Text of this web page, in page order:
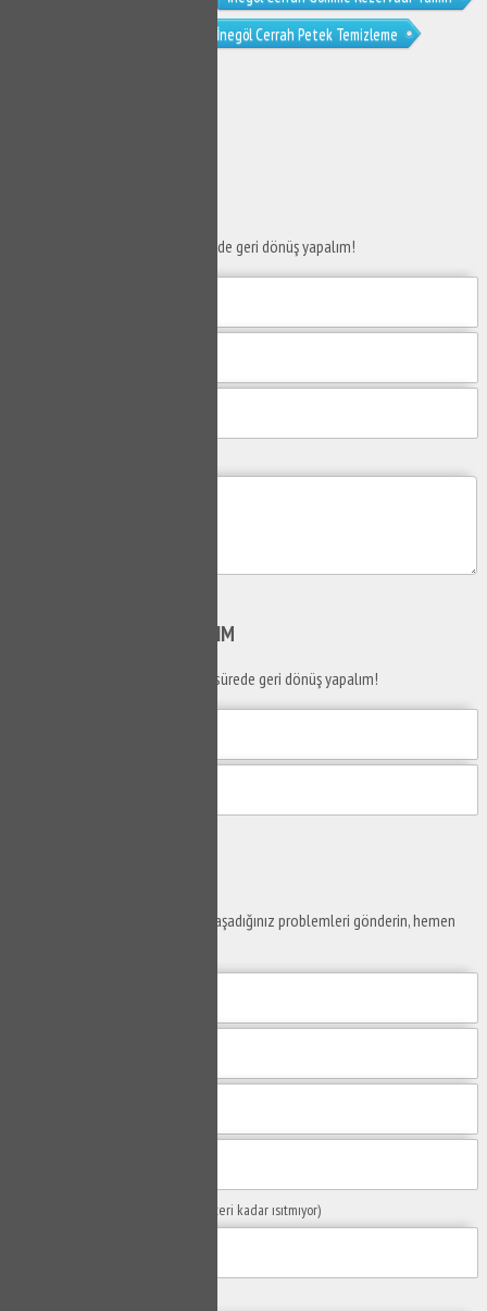
İnegöl Cerrah Petek Temizleme
Taleplerinizi bize iletin en kısa sürede geri dönüş yapalım!
ARAYALIM
Telefon numaranızı bırakın en kısa sürede geri dönüş yapalım!
Yaşam alanlarınız ve ofislerinizde yaşadığınız problemleri gönderin, hemen
(Örn: Kombim yeteri kadar ısıtmıyor)